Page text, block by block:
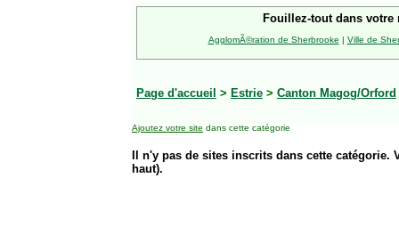
Fouillez-tout dans votre
AgglomÃ©ration de Sherbrooke | Ville de
Page d'accueil > Estrie > Canton Magog/Orford
Ajoutez votre site dans cette catégorie
Il n'y pas de sites inscrits dans cette
haut).